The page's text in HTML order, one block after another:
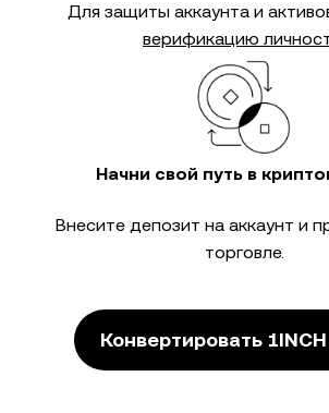
Для защиты аккаунта и
верификацию
Начни свой путь в
Внесите депозит на аккаунт и
торговле.
Конвертировать 1INCH